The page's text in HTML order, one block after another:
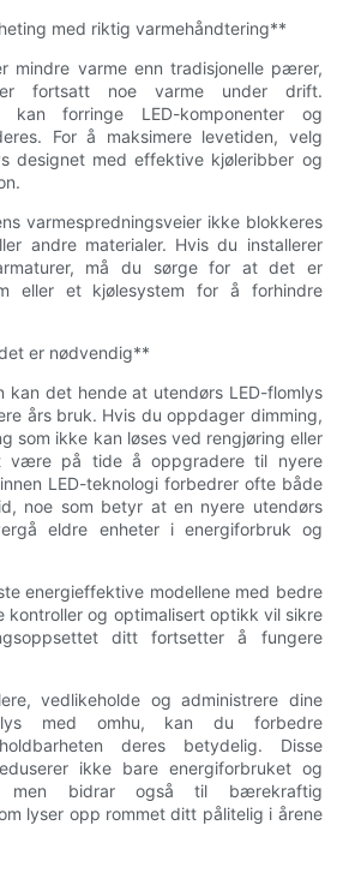
med riktig varmehåndtering**
mindre varme enn tradisjonelle pærer,
fortsatt noe varme under drift.
kan forringe LED-komponenter og
For å maksimere levetiden, velg
designet med effektive kjøleribber og
varmespredningsveier ikke blokkeres
andre materialer. Hvis du installerer
må du sørge for at det er
eller et kjølesystem for å forhindre
er nødvendig**
kan det hende at utendørs LED-flomlys
års bruk. Hvis du oppdager dimming,
som ikke kan løses ved rengjøring eller
være på tide å oppgradere til nyere
LED-teknologi forbedrer ofte både
noe som betyr at en nyere utendørs
eldre enheter i energiforbruk og
energieffektive modellene med bedre
kontroller og optimalisert optikk vil sikre
ditt fortsetter å fungere
vedlikeholde og administrere dine
med omhu, kan du forbedre
deres betydelig. Disse
ikke bare energiforbruket og
men bidrar også til bærekraftig
lyser opp rommet ditt pålitelig i årene